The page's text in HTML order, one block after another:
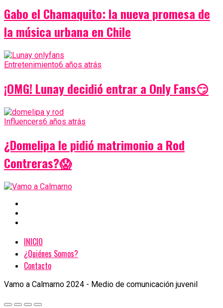
Gabo el Chamaquito: la nueva promesa de
la música urbana en Chile
Entretenimiento6 años atrás
¡OMG! Lunay decidió entrar a Only Fans😏
Influencers6 años atrás
¿Domelipa le pidió matrimonio a Rod
Contreras?😱
INICIO
¿Quiénes Somos?
Contacto
Vamo a Calmarno 2024 - Medio de comunicación juvenil